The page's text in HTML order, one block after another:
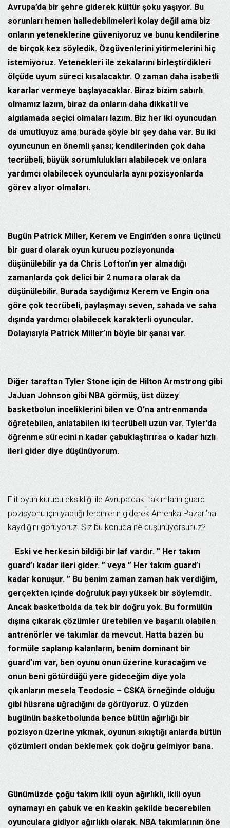
Avrupa’da bir şehre giderek kültür şoku yaşıyor. Bu
sorunları hemen halledebilmeleri kolay değil ama biz
onların yeteneklerine güveniyoruz ve bunu kendilerine
de birçok kez söyledik. Özgüvenlerini yitirmelerini hiç
istemiyoruz. Yetenekleri ile zekalarını birleştirdikleri
ölçüde uyum süreci kısalacaktır. O zaman daha isabetli
kararlar vermeye başlayacaklar. Biraz bizim sabırlı
olmamız lazım, biraz da onların daha dikkatli ve
algılamada seçici olmaları lazım. Biz her iki oyuncudan
da umutluyuz ama burada şöyle bir şey daha var. Bu iki
oyuncunun en önemli şansı; kendilerinden çok daha
tecrübeli, büyük sorumlulukları alabilecek ve onlara
yardımcı olabilecek oyuncularla aynı pozisyonlarda
görev alıyor olmaları.
Bugün Patrick Miller, Kerem ve Engin’den sonra üçüncü
bir guard olarak oyun kurucu pozisyonunda
düşünülebilir ya da Chris Lofton’ın yer almadığı
zamanlarda çok delici bir 2 numara olarak da
düşünülebilir. Burada saydığımız Kerem ve Engin ona
göre çok tecrübeli, paylaşmayı seven, sahada ve saha
dışında yardımcı olabilecek karakterli oyuncular.
Dolayısıyla Patrick Miller’ın böyle bir şansı var.
Diğer taraftan Tyler Stone için de Hilton Armstrong gibi
JaJuan Johnson gibi NBA görmüş, üst düzey
basketbolun inceliklerini bilen ve O’na antrenmanda
öğretebilen, anlatabilen iki tecrübeli uzun var. Tyler’da
öğrenme sürecini n kadar çabuklaştırırsa o kadar hızlı
ileri gider diye düşünüyorum.
Elit oyun kurucu eksikliği ile Avrupa’daki takımların guard
pozisyonu için yaptığı tercihlerin giderek Amerika Pazarı’na
kaydığını görüyoruz. Siz bu konuda ne düşünüyorsunuz?
– Eski ve herkesin bildiği bir laf vardır. ” Her takım
guard’ı kadar ileri gider. ” veya ” Her takım guard’ı
kadar konuşur. ” Bu benim zaman zaman hak verdiğim,
gerçekten içinde doğruluk payı yüksek bir söylemdir.
Ancak basketbolda da tek bir doğru yok. Bu formülün
dışına çıkarak çözümler üretebilen ve başarılı olabilen
antrenörler ve takımlar da mevcut. Hatta bazen bu
formüle saplanıp kalanların, benim dominant bir
guard’ım var, ben oyunu onun üzerine kuracağım ve
onun beni götürdüğü yere gideceğim diye yola
çıkanların mesela Teodosic – CSKA örneğinde olduğu
gibi hüsrana uğradığını da görüyoruz. O yüzden
bugünün basketbolunda bence bütün ağırlığı bir
pozisyon üzerine yıkmak, oyunun sıkıştığı anlarda bütün
çözümleri ondan beklemek çok doğru gelmiyor bana.
Günümüzde çoğu takım ikili oyun ağırlıklı, ikili oyun
oynamayı en çabuk ve en keskin şekilde becerebilen
oyunculara gidiyor ağırlıklı olarak. NBA takımlarının öne